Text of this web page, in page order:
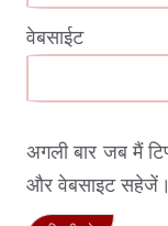
वेबसाईट
अगली बार जब मैं
और वेबसाइट सहेजें।